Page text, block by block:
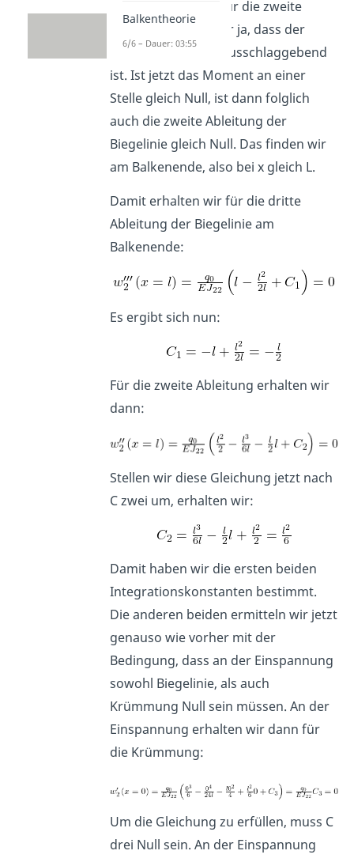
gleich L, Null sein. Für die zweite
Ableitung wissen wir ja, dass der
Momentenverlauf ausschlaggebend
ist. Ist jetzt das Moment an einer
Stelle gleich Null, ist dann folglich
auch die zweite Ableitung der
Biegelinie gleich Null. Das finden wir
am Balkenende, also bei x gleich L.
Damit erhalten wir für die dritte
Ableitung der Biegelinie am
Balkenende:
Es ergibt sich nun:
Für die zweite Ableitung erhalten wir
dann:
Stellen wir diese Gleichung jetzt nach
C zwei um, erhalten wir:
Damit haben wir die ersten beiden
Integrationskonstanten bestimmt.
Die anderen beiden ermitteln wir jetzt
genauso wie vorher mit der
Bedingung, dass an der Einspannung
sowohl Biegelinie, als auch
Krümmung Null sein müssen. An der
Einspannung erhalten wir dann für
die Krümmung:
Um die Gleichung zu erfüllen, muss C
drei Null sein. An der Einspannung
Balkentheorie
6/6 – Dauer: 03:55